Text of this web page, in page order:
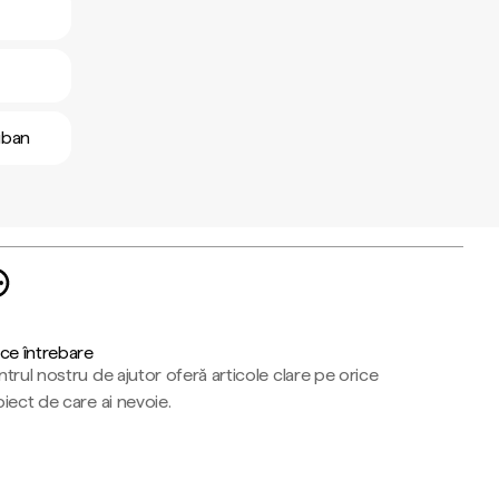
întrebare
nostru de ajutor oferă articole clare pe orice
de care ai nevoie.